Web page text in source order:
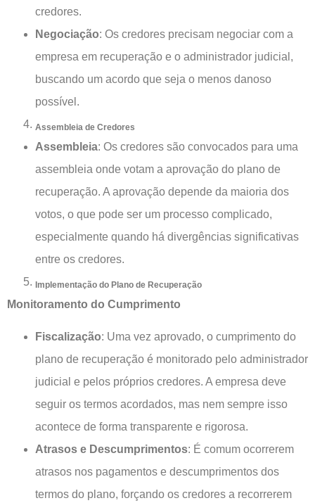
credores.
Negociação: Os credores precisam negociar com a
empresa em recuperação e o administrador judicial,
buscando um acordo que seja o menos danoso
possível.
Assembleia de Credores
Assembleia: Os credores são convocados para uma
assembleia onde votam a aprovação do plano de
recuperação. A aprovação depende da maioria dos
votos, o que pode ser um processo complicado,
especialmente quando há divergências significativas
entre os credores.
Implementação do Plano de Recuperação
Monitoramento do Cumprimento
Fiscalização: Uma vez aprovado, o cumprimento do
plano de recuperação é monitorado pelo administrador
judicial e pelos próprios credores. A empresa deve
seguir os termos acordados, mas nem sempre isso
acontece de forma transparente e rigorosa.
Atrasos e Descumprimentos: É comum ocorrerem
atrasos nos pagamentos e descumprimentos dos
termos do plano, forçando os credores a recorrerem